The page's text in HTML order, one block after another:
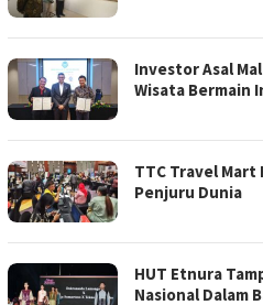
Investor Asal
Wisata Bermain
TTC Travel Mart
Penjuru Dunia
HUT Etnura
Nasional Dalam